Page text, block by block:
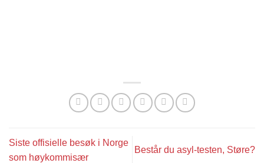
Siste offisielle besøk i Norge
som høykommisær
Består du asyl-testen, Støre?